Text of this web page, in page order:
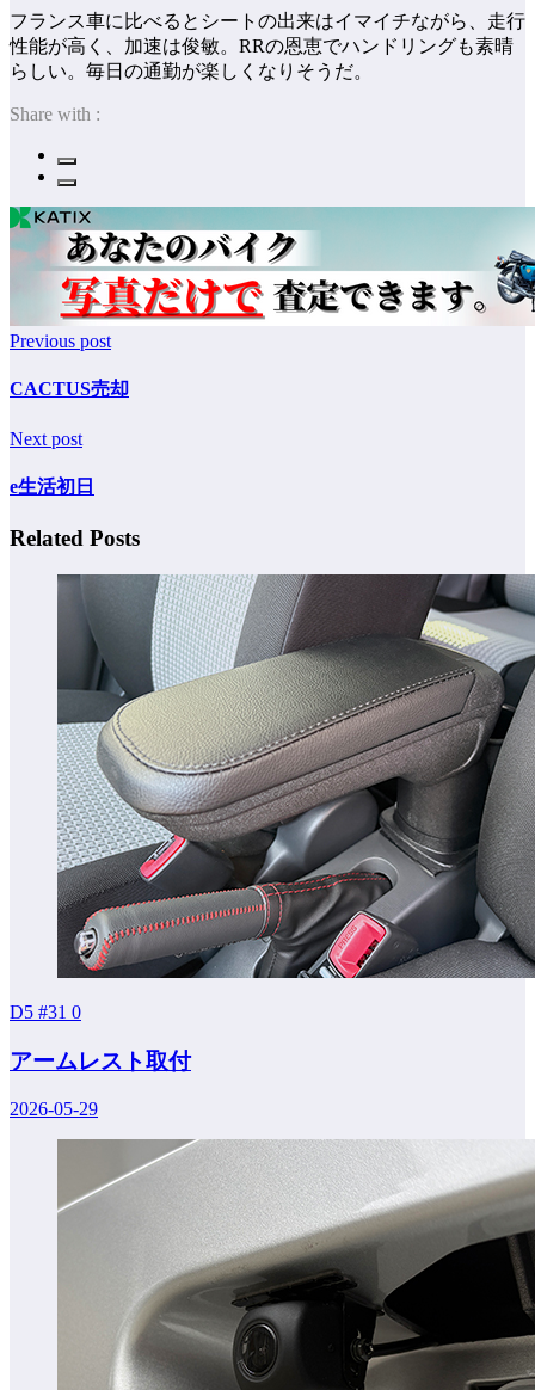
フランス車に比べるとシートの出来はイマイチながら、走行
性能が高く、加速は俊敏。RRの恩恵でハンドリングも素晴
らしい。毎日の通勤が楽しくなりそうだ。
Share with :
Previous post
CACTUS売却
Next post
e生活初日
Related Posts
D5 #31 0
アームレスト取付
2026-05-29